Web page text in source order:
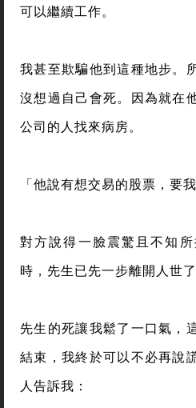
可以繼續工作。
我甚至欺騙他到這種地步。
沒想過自己會死。因為就在
公司的人找來病房。
「他說有想交易的股票，要
對方說得一臉震驚且不知
時，先生已先一步離開人世了
先生的死讓我鬆了一口氣，
結束，我終於可以不必再說
人告訴我：